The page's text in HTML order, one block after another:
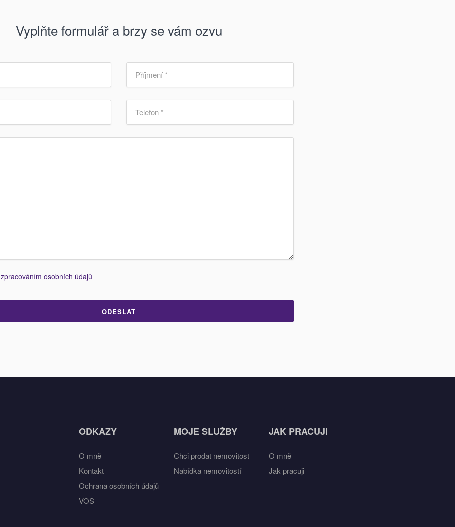
Vyplňte formulář a brzy se vám ozvu
zpracováním osobních údajů
ODESLAT
ODKAZY
O mně
Kontakt
Ochrana osobních údajů
VOS
MOJE SLUŽBY
Chci prodat nemovitost
Nabídka nemovitostí
JAK PRACUJI
O mně
Jak pracuji